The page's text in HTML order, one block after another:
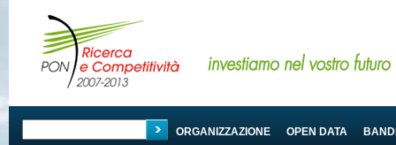
PROGRAMMA ORGANIZZAZIONE OPEN DATA